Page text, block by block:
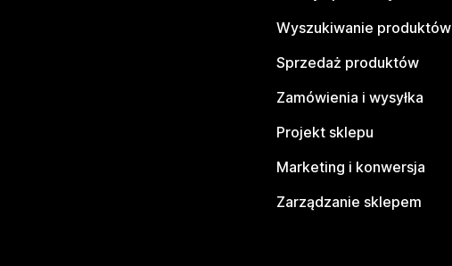
Wyszukiwanie produktów
Sprzedaż produktów
Zamówienia i wysyłka
Projekt sklepu
Marketing i konwersja
Zarządzanie sklepem